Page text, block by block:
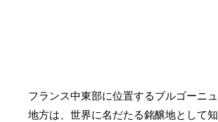
フランス中東部に位置するブルゴーニュ
地方は、世界に名だたる銘醸地として知